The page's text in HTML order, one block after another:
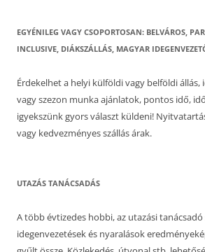
EGYÉNILEG VAGY CSOPORTOSAN: BELVÁROS,
INCLUSIVE, DIÁKSZÁLLÁS, MAGYAR
Érdekelhet a helyi külföldi vagy belföldi állás,
vagy szezon munka ajánlatok, pontos idő,
igyekszünk gyors választ küldeni!
vagy kedvezményes szállás árak.
UTAZÁS TANÁCSADÁS
A több évtizedes hobbi, az utazási
idegenvezetések és nyaralások